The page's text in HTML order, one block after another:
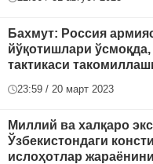
Бахмут: Россия
йўқотишлари
тактикаси
23:59 / 20 март 2023
Миллий ва халқаро
Ўзбекистондаги
ислоҳотлар